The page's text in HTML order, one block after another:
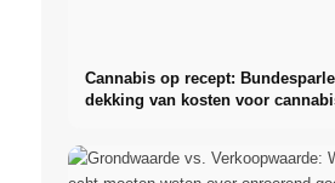
Cannabis op recept:
dekking van kosten voor